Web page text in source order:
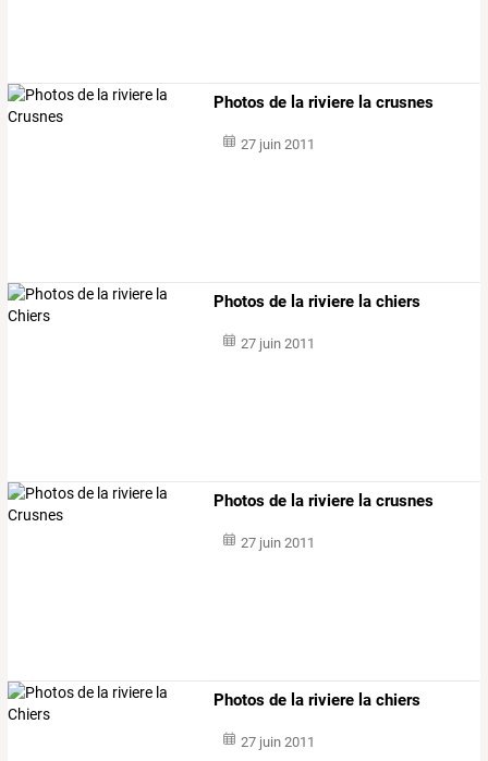
Photos de la riviere la crusnes
27 juin 2011
Photos de la riviere la chiers
27 juin 2011
Photos de la riviere la crusnes
27 juin 2011
Photos de la riviere la chiers
27 juin 2011